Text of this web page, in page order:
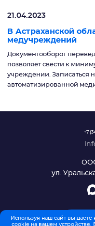
21.04.2023
В Астраханской
медучреждений
Документооборот
позволяет свести к
учреждении. Записаться
автоматизированной
+7
ул.
Используя наш сайт вы
cookie на вашем